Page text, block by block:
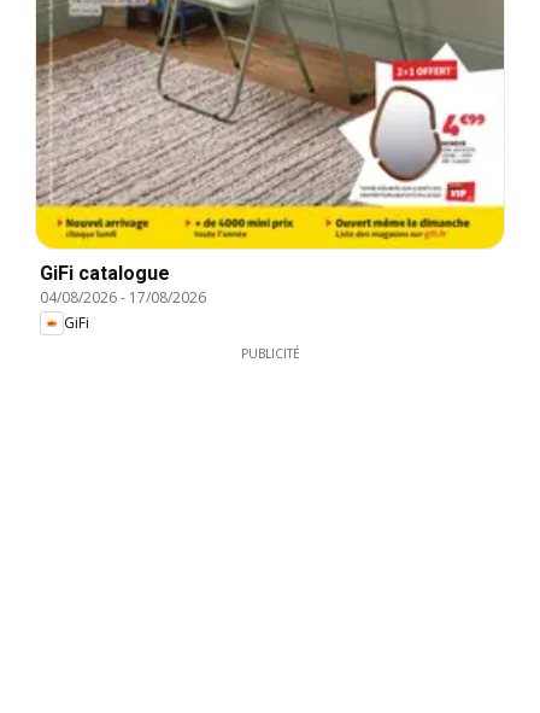
GiFi catalogue
04/08/2026- 17/08/2026
GiFi
PUBLICITÉ